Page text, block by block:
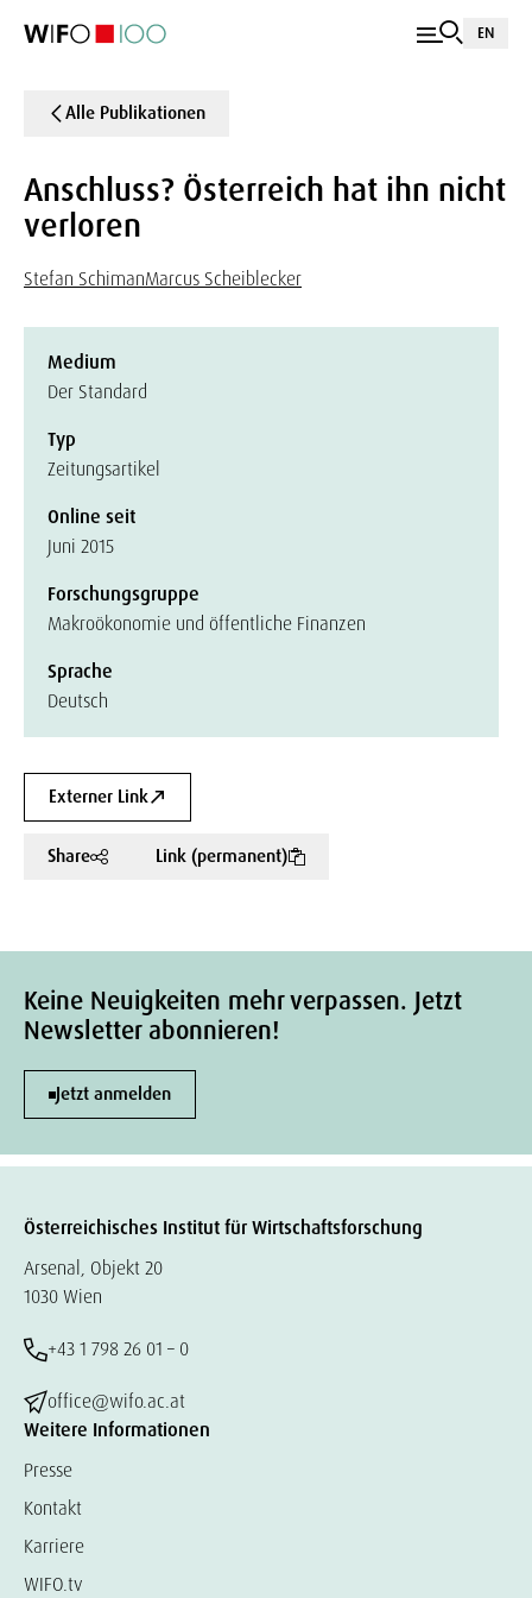
EN
Alle Publikationen
Anschluss? Österreich hat ihn nicht
verloren
Stefan SchimanMarcus Scheiblecker
Medium
Der Standard
Typ
Zeitungsartikel
Online seit
Juni 2015
Forschungsgruppe
Makroökonomie und öffentliche Finanzen
Sprache
Deutsch
Externer Link
Share Link (permanent)
Keine Neuigkeiten mehr verpassen. Jetzt
Newsletter abonnieren!
Jetzt anmelden
Österreichisches Institut für Wirtschaftsforschung
Arsenal, Objekt 20
1030 Wien
+43 1 798 26 01 – 0
office@wifo.ac.at
Weitere Informationen
Presse
Kontakt
Karriere
WIFO.tv